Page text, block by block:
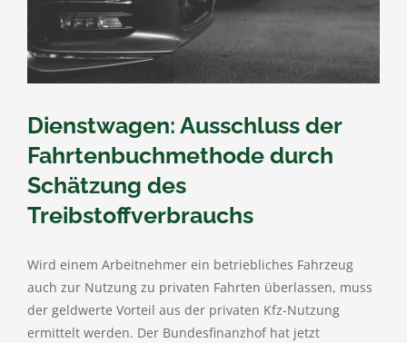
Dienstwagen: Ausschluss der
Fahrtenbuchmethode durch
Schätzung des
Treibstoffverbrauchs
Wird einem Arbeitnehmer ein betriebliches Fahrzeug
auch zur Nutzung zu privaten Fahrten überlassen, muss
der geldwerte Vorteil aus der privaten Kfz-Nutzung
ermittelt werden. Der Bundesfinanzhof hat jetzt